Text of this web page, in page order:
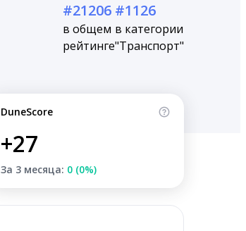
#21206
в общем
рейтинге
#1126
в категории
"Транспорт"
DuneScore
+27
За 3 месяца: 0 (0%)